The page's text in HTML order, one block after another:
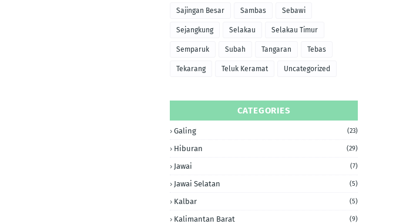
Sajingan Besar Sambas Sebawi
Sejangkung Selakau Selakau Timur
Semparuk Subah Tangaran Tebas
Tekarang Teluk Keramat Uncategorized
CATEGORIES
Galing (23)
Hiburan (29)
Jawai (7)
Jawai Selatan (5)
Kalbar (5)
Kalimantan Barat (9)